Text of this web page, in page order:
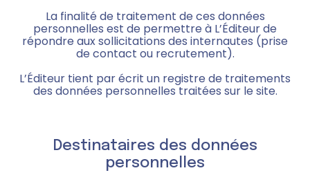
La finalité de traitement de ces données
personnelles est de permettre à L’Éditeur de
répondre aux sollicitations des internautes (prise
de contact ou recrutement).
L’Éditeur tient par écrit un registre de traitements
des données personnelles traitées sur le site.
Destinataires des données
personnelles